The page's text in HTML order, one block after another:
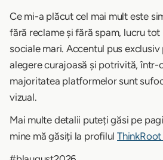
Ce mi-a plăcut cel mai mult este
fără reclame și fără spam, lucru tot
sociale mari. Accentul pus
alegere curajoasă și potrivită, într-
majoritatea platformelor sunt
vizual.
Mai multe detalii puteți găsi pe
mine mă găsiți la profilul